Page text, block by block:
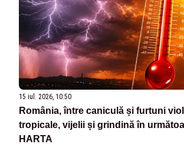
15 iul. 2026, 10:50
România, între caniculă și furtuni
tropicale, vijelii și grindină în
HARTA